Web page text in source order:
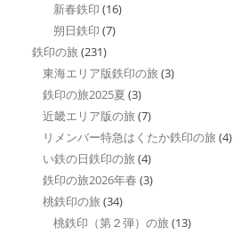
新春鉄印 (16)
朔日鉄印 (7)
鉄印の旅 (231)
東海エリア版鉄印の旅 (3)
鉄印の旅2025夏 (3)
近畿エリア版の旅 (7)
リメンバー特急はくたか鉄印の旅 (4)
い鉄の日鉄印の旅 (4)
鉄印の旅2026年春 (3)
桃鉄印の旅 (34)
桃鉄印（第２弾）の旅 (13)